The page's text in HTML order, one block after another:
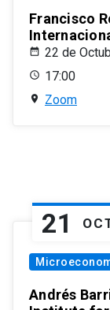
Francisco
22 de
17:00
Zoom
21
Andrés